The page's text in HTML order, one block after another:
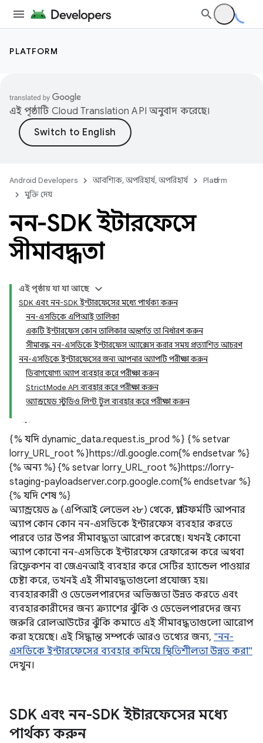
PLATFORM
এই পৃষ্ঠাটি Cloud Translation API অনুবাদ করেছে।
Android Developers আবশ্যিক, অপরিহার্য, অপরিহার্য
Platform
মুক্তি দেয়
নন-SDK ইন্টারফেসে
সীমাবদ্ধতা
এই পৃষ্ঠায় যা যা আছে
SDK এবং নন-SDK ইন্টারফেসের মধ্যে পার্থক্য করুন
নন-এসডিকে এপিআই তালিকা
একটি ইন্টারফেস কোন তালিকার অন্তর্গত তা নির্ধারণ করুন
সীমাবদ্ধ নন-এসডিকে ইন্টারফেস অ্যাক্সেস করার সময় প্রত্যাশিত আচরণ
নন-এসডিকে ইন্টারফেসের জন্য আপনার অ্যাপটি পরীক্ষা করুন
ডিবাগযোগ্য অ্যাপ ব্যবহার করে পরীক্ষা করুন
StrictMode API ব্যবহার করে পরীক্ষা করুন
অ্যান্ড্রয়েড স্টুডিও লিন্ট টুল ব্যবহার করে পরীক্ষা করুন
{% যদি dynamic_data.request.is_prod %} {% setvar
lorry_URL_root %}https://dl.google.com{% endsetvar %}
{% অন্য %} {% setvar lorry_URL_root %}https://lorry-
staging-payloadserver.corp.google.com{% endsetvar %}
{% যদি শেষ %}
অ্যান্ড্রয়েড ৯ (এপিআই লেভেল ২৮) থেকে, প্ল্যাটফর্মটি আপনার
অ্যাপ কোন কোন নন-এসডিকে ইন্টারফেস ব্যবহার করতে
পারবে তার উপর সীমাবদ্ধতা আরোপ করেছে। যখনই কোনো
অ্যাপ কোনো নন-এসডিকে ইন্টারফেস রেফারেন্স করে অথবা
রিফ্লেকশন বা জেএনআই ব্যবহার করে সেটির হ্যান্ডেল পাওয়ার
চেষ্টা করে, তখনই এই সীমাবদ্ধতাগুলো প্রযোজ্য হয়।
ব্যবহারকারী ও ডেভেলপারদের অভিজ্ঞতা উন্নত করতে এবং
ব্যবহারকারীদের জন্য ক্র্যাশের ঝুঁকি ও ডেভেলপারদের জন্য
জরুরি রোলআউটের ঝুঁকি কমাতে এই সীমাবদ্ধতাগুলো আরোপ
করা হয়েছে। এই সিদ্ধান্ত সম্পর্কে আরও তথ্যের জন্য, "নন-
এসডিকে ইন্টারফেসের ব্যবহার কমিয়ে স্থিতিশীলতা উন্নত করা"
দেখুন।
SDK এবং নন-SDK ইন্টারফেসের মধ্যে
পার্থক্য করুন